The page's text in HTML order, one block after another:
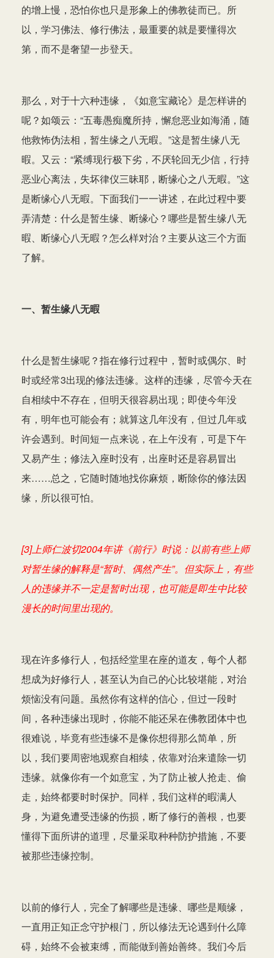
的增上慢，恐怕你也只是形象上的佛教徒而已。所
以，学习佛法、修行佛法，最重要的就是要懂得次
第，而不是奢望一步登天。
那么，对于十六种违缘，《如意宝藏论》是怎样讲的
呢？如颂云：“五毒愚痴魔所持，懈怠恶业如海涌，随
他救怖伪法相，暂生缘之八无暇。”这是暂生缘八无
暇。又云：“紧缚现行极下劣，不厌轮回无少信，行持
恶业心离法，失坏律仪三昧耶，断缘心之八无暇。”这
是断缘心八无暇。下面我们一一讲述，在此过程中要
弄清楚：什么是暂生缘、断缘心？哪些是暂生缘八无
暇、断缘心八无暇？怎么样对治？主要从这三个方面
了解。
一、暂生缘八无暇
什么是暂生缘呢？指在修行过程中，暂时或偶尔、时
时或经常3出现的修法违缘。这样的违缘，尽管今天在
自相续中不存在，但明天很容易出现；即使今年没
有，明年也可能会有；就算这几年没有，但过几年或
许会遇到。时间短一点来说，在上午没有，可是下午
又易产生；修法入座时没有，出座时还是容易冒出
来……总之，它随时随地找你麻烦，断除你的修法因
缘，所以很可怕。
[3]上师仁波切2004年讲《前行》时说：以前有些上师
对暂生缘的解释是“暂时、偶然产生”。但实际上，有些
人的违缘并不一定是暂时出现，也可能是即生中比较
漫长的时间里出现的。
现在许多修行人，包括经堂里在座的道友，每个人都
想成为好修行人，甚至认为自己的心比较堪能，对治
烦恼没有问题。虽然你有这样的信心，但过一段时
间，各种违缘出现时，你能不能还呆在佛教团体中也
很难说，毕竟有些违缘不是像你想得那么简单，所
以，我们要周密地观察自相续，依靠对治来遣除一切
违缘。就像你有一个如意宝，为了防止被人抢走、偷
走，始终都要时时保护。同样，我们这样的暇满人
身，为避免遭受违缘的伤损，断了修行的善根，也要
懂得下面所讲的道理，尽量采取种种防护措施，不要
被那些违缘控制。
以前的修行人，完全了解哪些是违缘、哪些是顺缘，
一直用正知正念守护根门，所以修法无论遇到什么障
碍，始终不会被束缚，而能做到善始善终。我们今后